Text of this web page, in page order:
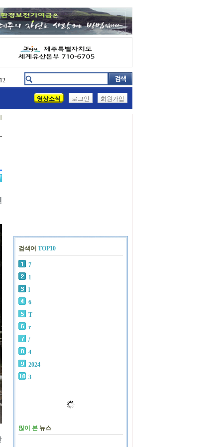
영상소식 로그인 회원가입
검색어 TOP10
7
1
l
6
T
r
/
4
2024
3
많이 본 뉴스